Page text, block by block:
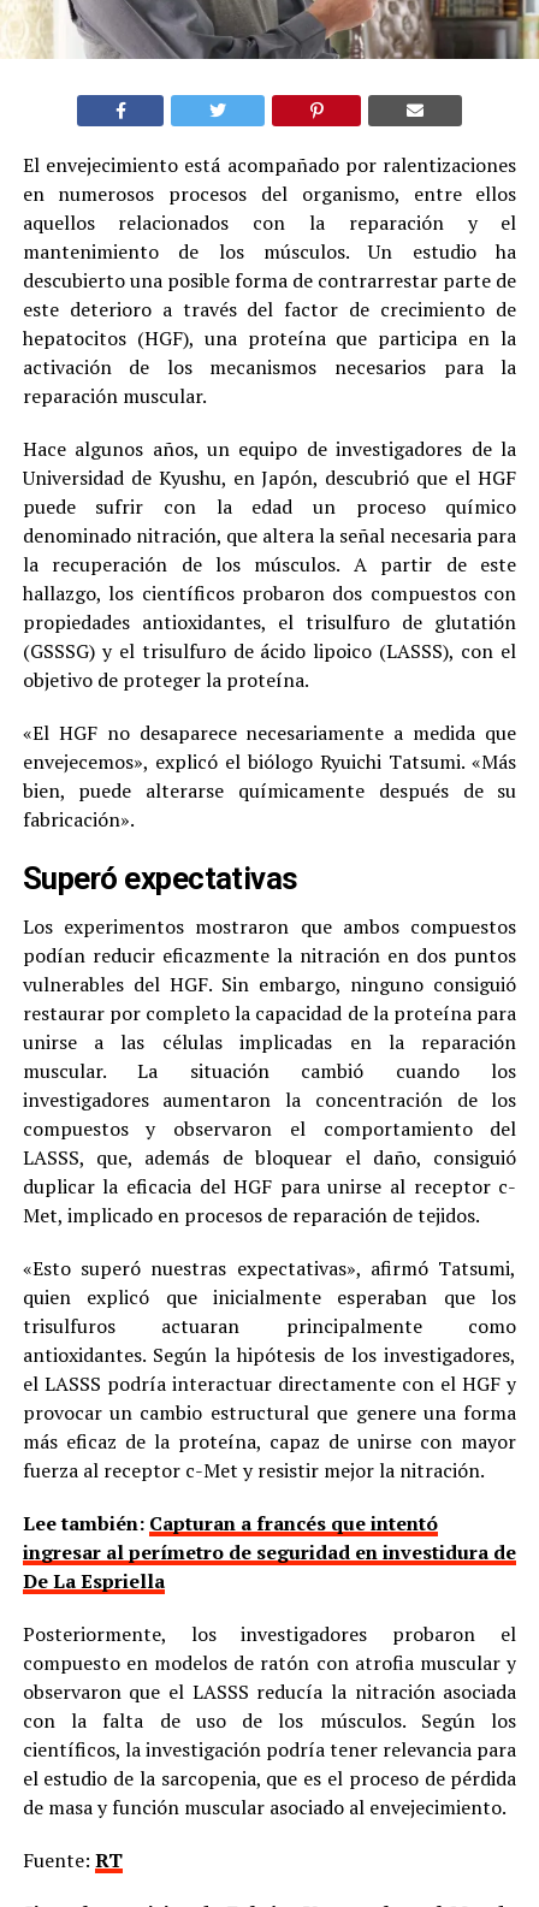
El envejecimiento está acompañado por ralentizaciones
en numerosos procesos del organismo, entre ellos
aquellos relacionados con la reparación y el
mantenimiento de los músculos. Un estudio ha
descubierto una posible forma de contrarrestar parte de
este deterioro a través del factor de crecimiento de
hepatocitos (HGF), una proteína que participa en la
activación de los mecanismos necesarios para la
reparación muscular.
Hace algunos años, un equipo de investigadores de la
Universidad de Kyushu, en Japón, descubrió que el HGF
puede sufrir con la edad un proceso químico
denominado nitración, que altera la señal necesaria para
la recuperación de los músculos. A partir de este
hallazgo, los científicos probaron dos compuestos con
propiedades antioxidantes, el trisulfuro de glutatión
(GSSSG) y el trisulfuro de ácido lipoico (LASSS), con el
objetivo de proteger la proteína.
«El HGF no desaparece necesariamente a medida que
envejecemos», explicó el biólogo Ryuichi Tatsumi. «Más
bien, puede alterarse químicamente después de su
fabricación».
Superó expectativas
Los experimentos mostraron que ambos compuestos
podían reducir eficazmente la nitración en dos puntos
vulnerables del HGF. Sin embargo, ninguno consiguió
restaurar por completo la capacidad de la proteína para
unirse a las células implicadas en la reparación
muscular. La situación cambió cuando los
investigadores aumentaron la concentración de los
compuestos y observaron el comportamiento del
LASSS, que, además de bloquear el daño, consiguió
duplicar la eficacia del HGF para unirse al receptor c-
Met, implicado en procesos de reparación de tejidos.
«Esto superó nuestras expectativas», afirmó Tatsumi,
quien explicó que inicialmente esperaban que los
trisulfuros actuaran principalmente como
antioxidantes. Según la hipótesis de los investigadores,
el LASSS podría interactuar directamente con el HGF y
provocar un cambio estructural que genere una forma
más eficaz de la proteína, capaz de unirse con mayor
fuerza al receptor c-Met y resistir mejor la nitración.
Lee también: Capturan a francés que intentó
ingresar al perímetro de seguridad en investidura de
De La Espriella
Posteriormente, los investigadores probaron el
compuesto en modelos de ratón con atrofia muscular y
observaron que el LASSS reducía la nitración asociada
con la falta de uso de los músculos. Según los
científicos, la investigación podría tener relevancia para
el estudio de la sarcopenia, que es el proceso de pérdida
de masa y función muscular asociado al envejecimiento.
Fuente: RT